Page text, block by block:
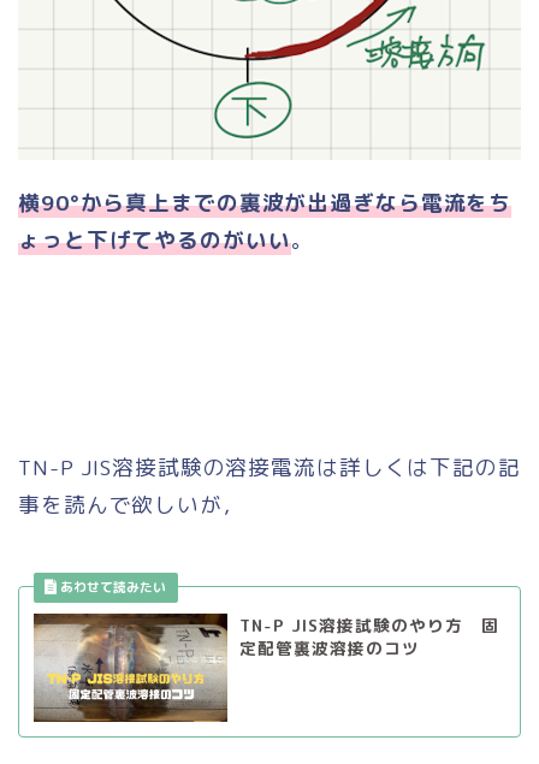
横90°から真上までの裏波が出過ぎなら電流をち
ょっと下げてやるのがいい。
TN-P JIS溶接試験の溶接電流は詳しくは下記の記
事を読んで欲しいが，
TN-P JIS溶接試験のやり方 固
定配管裏波溶接のコツ